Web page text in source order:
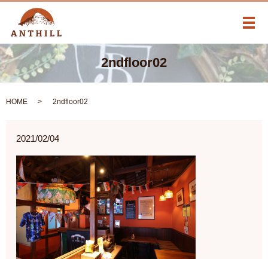
メ
2ndfloor02
HOME 2ndfloor02
2021/02/04